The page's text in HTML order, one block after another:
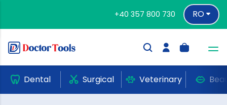
+40 357 800 730 RO
Dental Surgical Veterinary